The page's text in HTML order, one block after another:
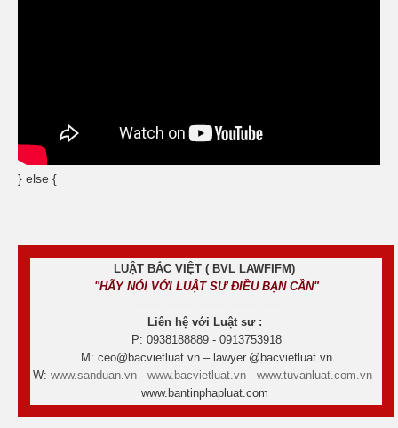
} else {
LUẬT BẮC VIỆT ( BVL LAWFIFM)
"HÃY NÓI VỚI LUẬT SƯ ĐIỀU BẠN CẦN"
-------------------------------------------
Liên hệ với Luật sư :
P: 0938188889 - 0913753918
M: ceo@bacvietluat.vn – lawyer.@bacvietluat.vn
W: www.sanduan.vn - www.bacvietluat.vn - www.tuvanluat.com.vn -
www.bantinphapluat.com